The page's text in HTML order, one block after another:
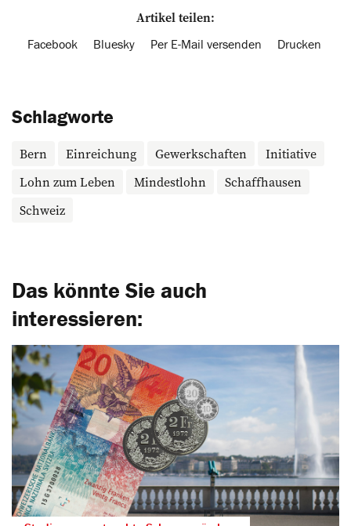
Artikel teilen:
Facebook Bluesky Per E-Mail versenden Drucken
Schlagworte
Bern Einreichung Gewerkschaften
Initiative
Lohn zum Leben
Mindestlohn
Schaffhausen
Schweiz
Das könnte Sie auch
interessieren: